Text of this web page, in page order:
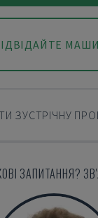
ЗУСТРІЧНУ
ЗАПИТАННЯ?